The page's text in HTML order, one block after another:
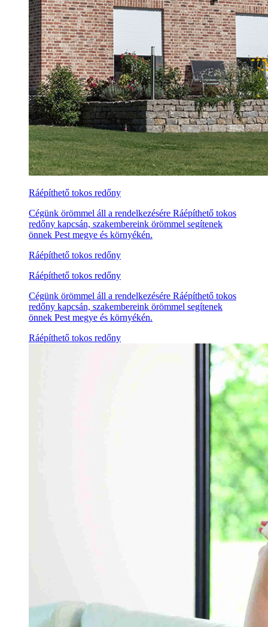
Ráépíthető tokos redőny
Cégünk örömmel áll a rendelkezésére Ráépíthető tokos
redőny kapcsán, szakembereink örömmel segítenek
önnek Pest megye és környékén.
Ráépíthető tokos redőny
Ráépíthető tokos redőny
Cégünk örömmel áll a rendelkezésére Ráépíthető tokos
redőny kapcsán, szakembereink örömmel segítenek
önnek Pest megye és környékén.
Ráépíthető tokos redőny